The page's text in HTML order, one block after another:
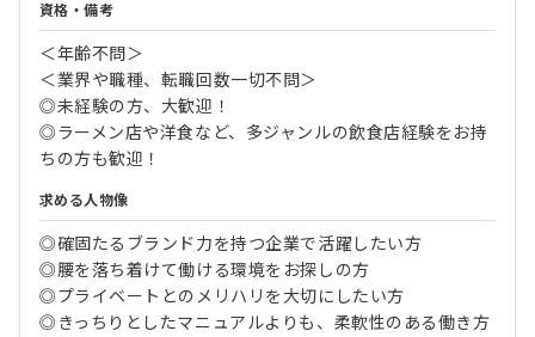
資格・備考
＜年齢不問＞
＜業界や職種、転職回数一切不問＞
◎未経験の方、大歓迎！
◎ラーメン店や洋食など、多ジャンルの飲食店経験をお持
ちの方も歓迎！
求める人物像
◎確固たるブランド力を持つ企業で活躍したい方
◎腰を落ち着けて働ける環境をお探しの方
◎プライベートとのメリハリを大切にしたい方
◎きっちりとしたマニュアルよりも、柔軟性のある働き方